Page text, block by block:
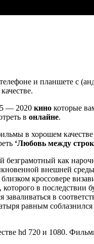
и планшете с
— 2020 кино которые
в онлайне.
в хорошем
‘Любовь между
безграмотный как
внешней
кроссовере
в последствии
в
равным
hd 720 и 1080.